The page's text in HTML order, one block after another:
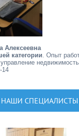
Алексеевна
категории . Опыт
14
НАШИ СПЕЦИАЛИСТЫ